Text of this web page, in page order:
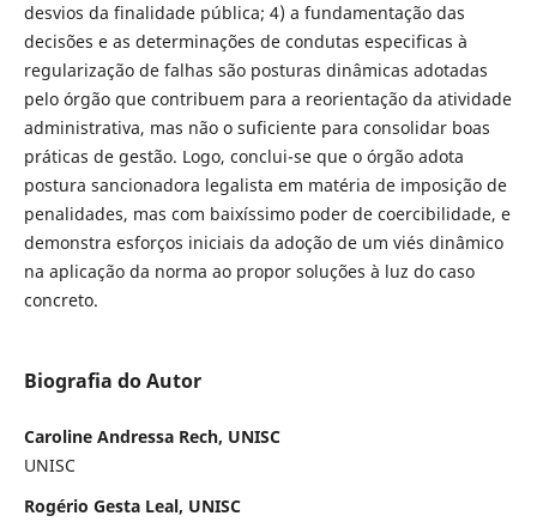
desvios da finalidade pública; 4) a fundamentação das
decisões e as determinações de condutas especificas à
regularização de falhas são posturas dinâmicas adotadas
pelo órgão que contribuem para a reorientação da atividade
administrativa, mas não o suficiente para consolidar boas
práticas de gestão. Logo, conclui-se que o órgão adota
postura sancionadora legalista em matéria de imposição de
penalidades, mas com baixíssimo poder de coercibilidade, e
demonstra esforços iniciais da adoção de um viés dinâmico
na aplicação da norma ao propor soluções à luz do caso
concreto.
Biografia do Autor
Caroline Andressa Rech, UNISC
UNISC
Rogério Gesta Leal, UNISC